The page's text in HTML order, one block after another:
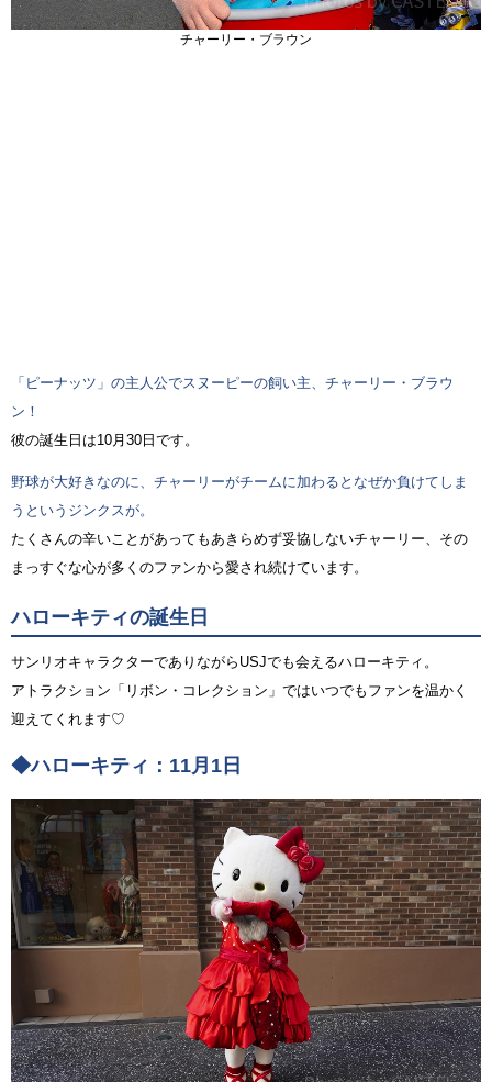
チャーリー・ブラウン
「ピーナッツ」の主人公でスヌーピーの飼い主、チャーリー・ブラウ
ン！
彼の誕生日は10月30日です。
野球が大好きなのに、チャーリーがチームに加わるとなぜか負けてしま
うというジンクスが。
たくさんの辛いことがあってもあきらめず妥協しないチャーリー、その
まっすぐな心が多くのファンから愛され続けています。
ハローキティの誕生日
サンリオキャラクターでありながらUSJでも会えるハローキティ。
アトラクション「リボン・コレクション」ではいつでもファンを温かく
迎えてくれます♡
◆ハローキティ：11月1日